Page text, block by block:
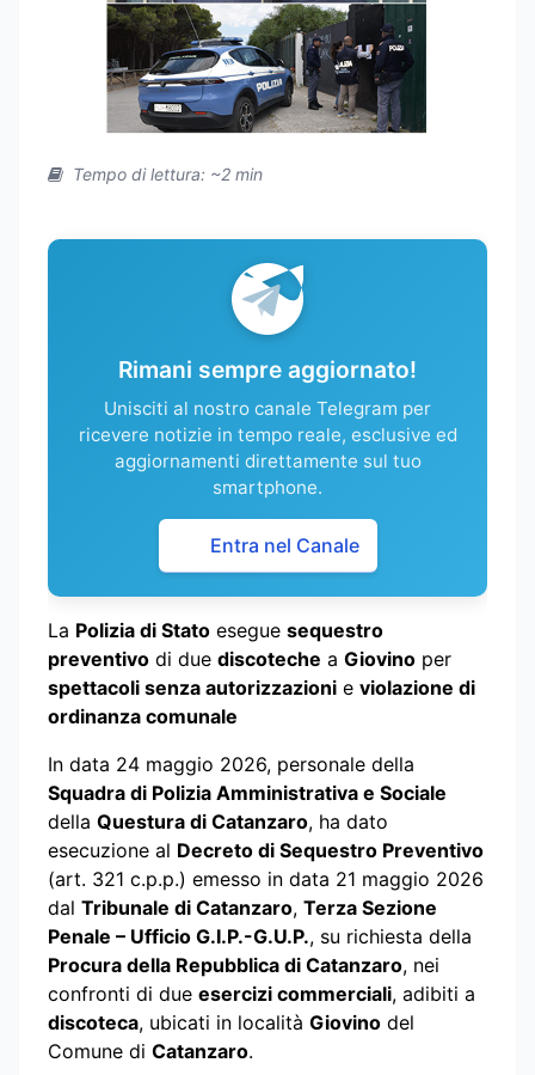
Tempo di lettura: ~2 min
Rimani sempre aggiornato!
Unisciti al nostro canale Telegram per
ricevere notizie in tempo reale, esclusive ed
aggiornamenti direttamente sul tuo
smartphone.
Entra nel Canale
La Polizia di Stato esegue sequestro
preventivo di due discoteche a Giovino per
spettacoli senza autorizzazioni e violazione di
ordinanza comunale
In data 24 maggio 2026, personale della
Squadra di Polizia Amministrativa e Sociale
della Questura di Catanzaro, ha dato
esecuzione al Decreto di Sequestro Preventivo
(art. 321 c.p.p.) emesso in data 21 maggio 2026
dal Tribunale di Catanzaro, Terza Sezione
Penale – Ufficio G.I.P.-G.U.P., su richiesta della
Procura della Repubblica di Catanzaro, nei
confronti di due esercizi commerciali, adibiti a
discoteca, ubicati in località Giovino del
Comune di Catanzaro.